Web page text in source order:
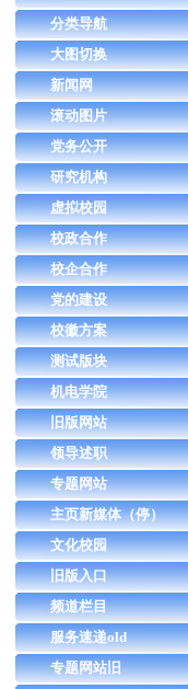
分类导航
大图切换
新闻网
滚动图片
党务公开
研究机构
虚拟校园
校政合作
校企合作
党的建设
校徽方案
测试版块
机电学院
旧版网站
领导述职
专题网站
主页新媒体（停）
文化校园
旧版入口
频道栏目
服务速递old
专题网站旧